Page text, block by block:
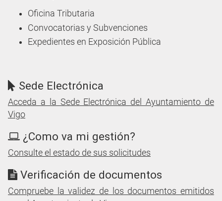
Oficina Tributaria
Convocatorias y Subvenciones
Expedientes en Exposición Pública
Sede Electrónica
Acceda a la Sede Electrónica del Ayuntamiento de
Vigo
¿Como va mi gestión?
Consulte el estado de sus solicitudes
Verificación de documentos
Compruebe la validez de los documentos emitidos